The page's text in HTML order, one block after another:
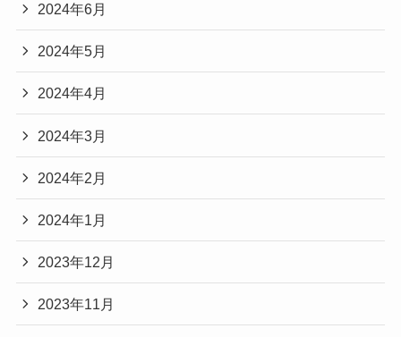
2024年6月
2024年5月
2024年4月
2024年3月
2024年2月
2024年1月
2023年12月
2023年11月